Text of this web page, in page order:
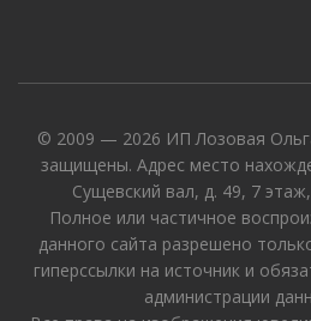
© 2009 — 2026 ИП Лозовая
защищены. Адрес место
Сущевский вал, д. 49, 7
Полное или частичное
данного сайта разрешено
гиперссылки на источник и
администрации